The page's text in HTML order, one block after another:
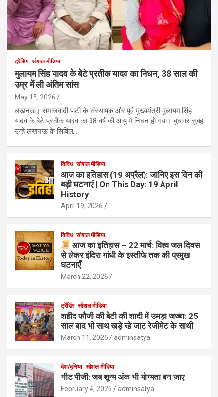
ट्रेंडिंग सोशल मीडिया
मुलायम सिंह यादव के बेटे प्रतीक यादव का निधन, 38 साल की
उम्र में ली अंतिम सांस
May 15, 2026
लखनऊ। समाजवादी पार्टी के संस्थापक और पूर्व मुख्यमंत्री मुलायम सिंह
यादव के बेटे प्रतीक यादव का 38 वर्ष की आयु में निधन हो गया। बुधवार सुबह
उन्हें लखनऊ के सिविल…
विविध सोशल मीडिया
आज का इतिहास (19 अप्रैल): जानिए इस दिन की
बड़ी घटनाएं | On This Day: 19 April
History
April 19, 2026
विविध सोशल मीडिया
आज का इतिहास – 22 मार्च: विश्व जल दिवस
से लेकर इंदिरा गांधी के इस्तीफे तक की प्रमुख
घटनाएँ
March 22, 2026
ट्रेंडिंग सोशल मीडिया
शहीद फौजी की बेटी की शादी में उमड़ा जज्बा: 25
साल बाद भी साथ खड़े रहे जाट रेजीमेंट के साथी
March 11, 2026 adminsatya
देश/दुनिया सोशल मीडिया
नीट पीजी: जब शून्य अंक भी योग्यता बन जाए
February 4, 2026 adminsatya